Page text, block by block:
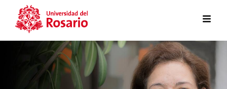
Skip to main content